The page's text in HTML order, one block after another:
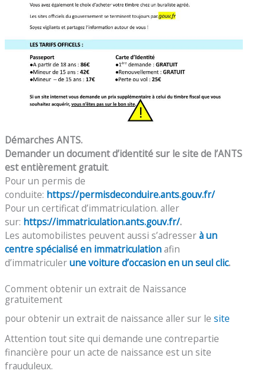
Démarches ANTS.
Demander un document d’identité sur le site de l’ANTS
est entièrement gratuit.
Pour un permis de
conduite: https://permisdeconduire.ants.gouv.fr/
Pour un certificat d’immatriculation. aller
sur: https://immatriculation.ants.gouv.fr/.
Les automobilistes peuvent aussi s’adresserà un
centre spécialisé en immatriculationafin
d’immatriculerune voiture d’occasion en un seul clic.
Comment obtenir un extrait de Naissance
gratuitement
pour obtenir un extrait de naissance aller sur le site
Attention tout site qui demande une contrepartie
financière pour un acte de naissance est un site
frauduleux.